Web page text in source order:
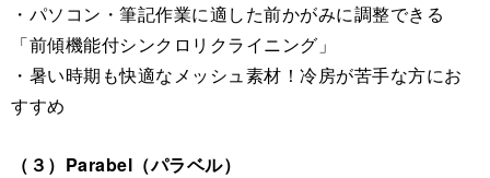
・パソコン・筆記作業に適した前かがみに調整できる
「前傾機能付シンクロリクライニング」
・暑い時期も快適なメッシュ素材！冷房が苦手な方にお
すすめ
（３）Parabel（パラベル）